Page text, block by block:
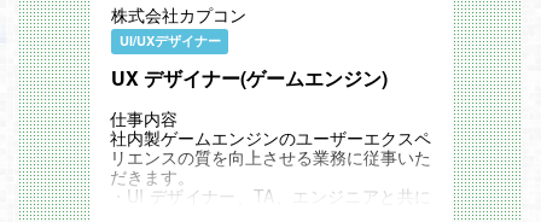
・3Dでビジュアルを魅力的に仕上げる事
にこだわりがある方
・主体性があり、課題解決のために冷静に
対応出来る方
・チームワークにおける円滑なコミュニケ
ーションが可能な方
開発環境
Maya,Unity,Photoshop,GitHub,Sourcetree
その他
REALITY株式会社（グリー100%子会社）
株式会社カプコン
UI/UXデザイナー
UX デザイナー(ゲームエンジン)
仕事内容
社内製ゲームエンジンのユーザーエクスペ
リエンスの質を向上させる業務に従事いた
だきます。
・UI デザイナー、TA、エンジニアと共に